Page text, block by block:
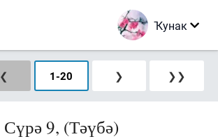
Ҡунак
❮ 1-20 ❯ ❯❯
Сүрә 9, (Тәүбә)